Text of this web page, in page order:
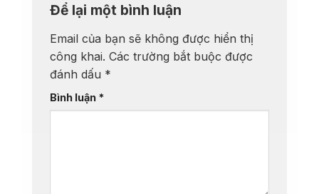
Để lại một bình luận
Email của bạn sẽ không được hiển thị
công khai. Các trường bắt buộc được
đánh dấu *
Bình luận *